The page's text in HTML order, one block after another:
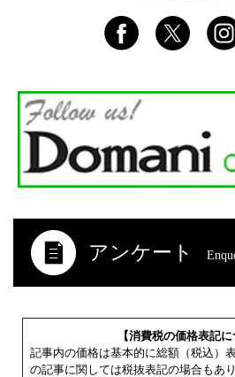
アンケート
【消費税の価格表記に
記事内の価格は基本的に総額（税込）
の記事に関しては税抜表記の場合もあり